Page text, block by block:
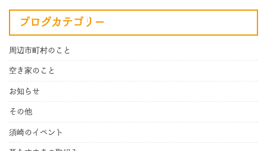
ブログカテゴリー
周辺市町村のこと
空き家のこと
お知らせ
その他
須崎のイベント